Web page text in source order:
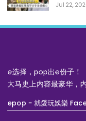
Jul 22,
e选择，pop出e份子！
大马史上内容最豪华，
epop - 就愛玩娛樂